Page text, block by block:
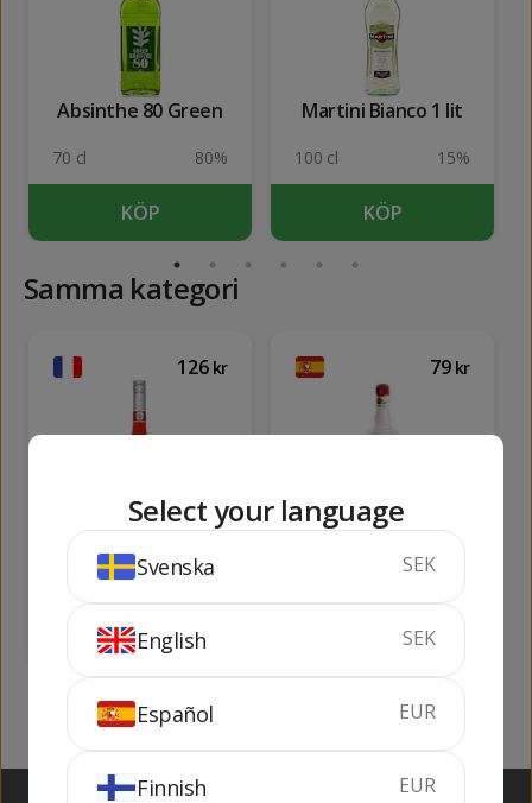
Absinthe 80 Green
70 cl 80%
KÖP
Martini Bianco 1 lit
100 cl 15%
KÖP
Samma kategori
126 kr
M. Brizard Grenade
18%
SLUTSÅLD
79 kr
Nadal Peach Chufin
12%
Select your language
Svenska SEK
English SEK
Español EUR
Finnish EUR